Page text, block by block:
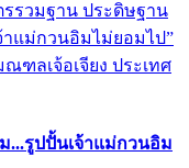
รรวมฐาน ประดิษฐาน
าแม่กวนอิมไม่ยอมไป”
ฑลเจ้อเจียง ประเทศ
...รูปปั้นเจ้าแม่กวนอิม